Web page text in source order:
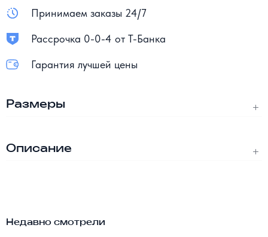
Принимаем заказы 24/7
Рассрочка 0-0-4 от Т-Банка
Гарантия лучшей цены
Размеры
Описание
Недавно смотрели